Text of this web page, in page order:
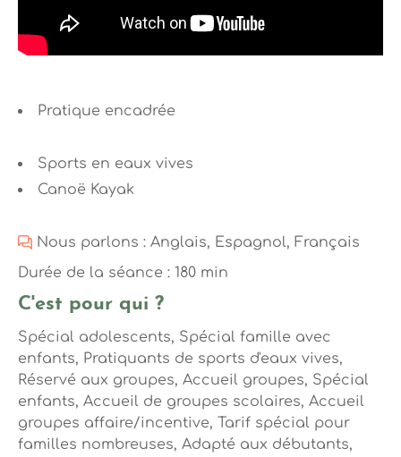
Pratique encadrée
Sports en eaux vives
Canoë Kayak
Nous parlons : Anglais, Espagnol, Français
Durée de la séance : 180 min
C'est pour qui ?
Spécial adolescents, Spécial famille avec
enfants, Pratiquants de sports d'eaux vives,
Réservé aux groupes, Accueil groupes, Spécial
enfants, Accueil de groupes scolaires, Accueil
groupes affaire/incentive, Tarif spécial pour
familles nombreuses, Adapté aux débutants,